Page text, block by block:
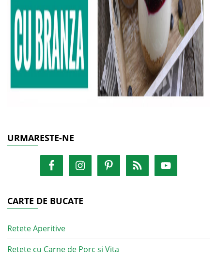
URMARESTE-NE
CARTE DE BUCATE
Retete Aperitive
Retete cu Carne de Porc si Vita